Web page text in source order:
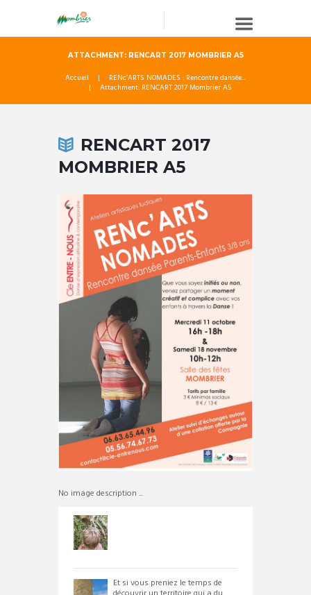
ATTACHMENT: RENCART 2017 MOMBRIER A5
Accueil
RENc’ARTS NOMADES : Rencontre dansée...
Attachment: RENCART 2017 Mombrier A5
RENCART 2017
MOMBRIER A5
No image description ...
Et si vous preniez le temps de